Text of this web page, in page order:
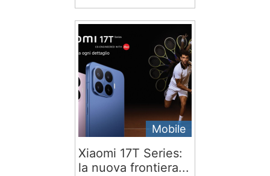
Mobile
Xiaomi 17T Series:
la nuova frontiera...